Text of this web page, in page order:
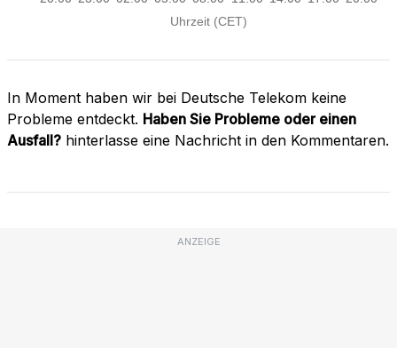
In Moment haben wir bei Deutsche Telekom keine
Probleme entdeckt. Haben Sie Probleme oder einen
Ausfall? hinterlasse eine Nachricht in den Kommentaren.
ANZEIGE